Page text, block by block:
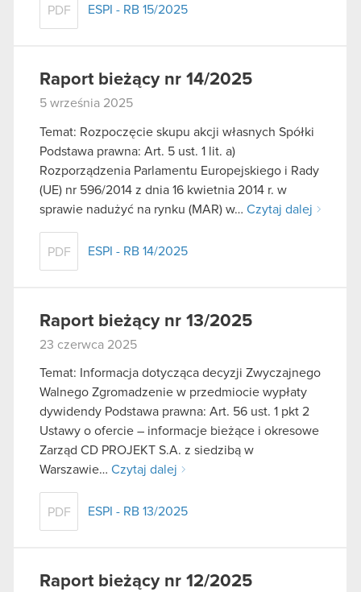
PDF ESPI - RB 15/2025
Raport bieżący nr 14/2025
5 września 2025
Temat: Rozpoczęcie skupu akcji własnych Spółki
Podstawa prawna: Art. 5 ust. 1 lit. a)
Rozporządzenia Parlamentu Europejskiego i Rady
(UE) nr 596/2014 z dnia 16 kwietnia 2014 r. w
sprawie nadużyć na rynku (MAR) w… Czytaj dalej
PDF ESPI - RB 14/2025
Raport bieżący nr 13/2025
23 czerwca 2025
Temat: Informacja dotycząca decyzji Zwyczajnego
Walnego Zgromadzenie w przedmiocie wypłaty
dywidendy Podstawa prawna: Art. 56 ust. 1 pkt 2
Ustawy o ofercie – informacje bieżące i okresowe
Zarząd CD PROJEKT S.A. z siedzibą w
Warszawie… Czytaj dalej
PDF ESPI - RB 13/2025
Raport bieżący nr 12/2025